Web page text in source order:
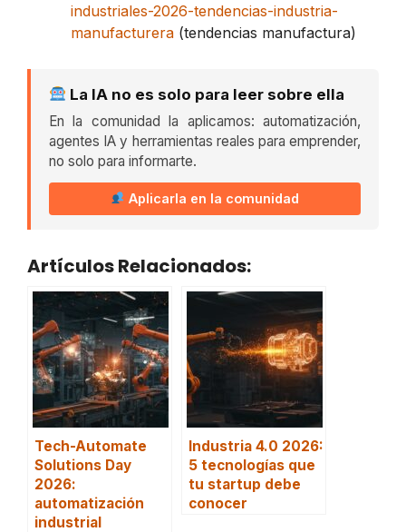
industriales-2026-tendencias-industria-
manufacturera (tendencias manufactura)
La IA no es solo para leer sobre ella
En la comunidad la aplicamos: automatización,
agentes IA y herramientas reales para emprender,
no solo para informarte.
Aplicarla en la comunidad
Artículos Relacionados:
Tech-Automate
Solutions Day
2026:
automatización
industrial
Industria 4.0 2026:
5 tecnologías que
tu startup debe
conocer